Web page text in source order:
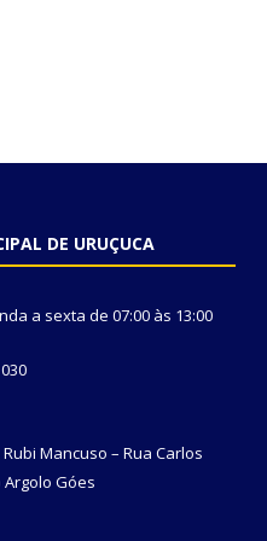
DE URUÇUCA
a sexta de 07:00 às 13:00
Mancuso – Rua Carlos
Góes